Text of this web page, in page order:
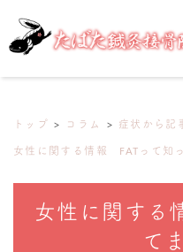
トップ コラム
症状から記
女性に関する情報 FATって知
女性に関する
て